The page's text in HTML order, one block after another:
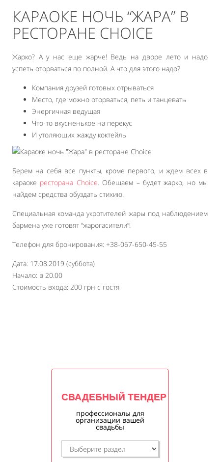
КАРАОКЕ НОЧЬ “ЖАРА” В
РЕСТОРАНЕ CHOICE
Жарко? А у нас еще жарче! Ведь на дворе лето и надо
успеть оторваться по полной. А что для этого надо?
Компания друзей готовых отрываться
Место, где можно оторваться, петь и танцевать
Энергичная ведущая
Что-то вкусненькое на перекус
И утоляющих жажду коктейль
Берем на себя все пункты, кроме первого, и ждем всех в
караоке ресторана Choice. Обещаем – будет жарко, но мы
найдем средства обуздать стихию.
Специальная команда укротителей жары под наблюдением
бармена уже готовят “жарогасители”!
Телефон для бронирования: +38-067-650-45-55
Дата: 17.08.2019 (суббота)
Начало: в 20.00
Стоимость входа: 200 грн с гостя
СВАДЕБНЫЙ ТЕНДЕР
профессионалы для
организации вашей
свадьбы